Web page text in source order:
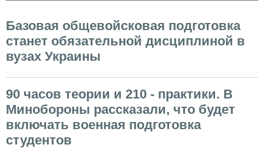
Базовая общевойсковая подготовка
станет обязательной дисциплиной в
вузах Украины
90 часов теории и 210 - практики. В
Минобороны рассказали, что будет
включать военная подготовка
студентов